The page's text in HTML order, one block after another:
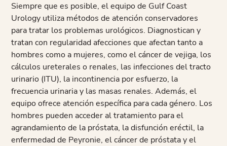
Siempre que es posible, el equipo de Gulf Coast
Urology utiliza métodos de atención conservadores
para tratar los problemas urológicos. Diagnostican y
tratan con regularidad afecciones que afectan tanto a
hombres como a mujeres, como el cáncer de vejiga, los
cálculos ureterales o renales, las infecciones del tracto
urinario (ITU), la incontinencia por esfuerzo, la
frecuencia urinaria y las masas renales. Además, el
equipo ofrece atención específica para cada género. Los
hombres pueden acceder al tratamiento para el
agrandamiento de la próstata, la disfunción eréctil, la
enfermedad de Peyronie, el cáncer de próstata y el